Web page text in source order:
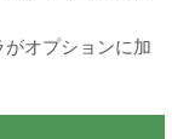
がオプションに加